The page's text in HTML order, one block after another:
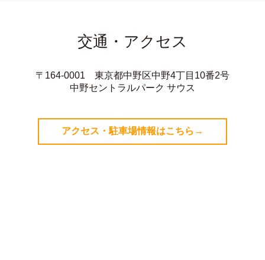
交通・アクセス
〒164-0001 東京都中野区中野4丁目10番2号
中野セントラルパーク サウス
アクセス・駐車場情報はこちら→